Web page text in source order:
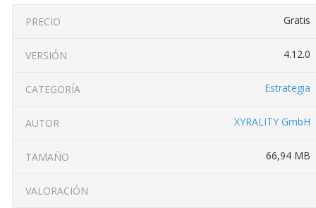
PRECIO Gratis
VERSIÓN 4.12.0
CATEGORÍA Estrategia
AUTOR XYRALITY GmbH
TAMAÑO 66,94 MB
VALORACIÓN